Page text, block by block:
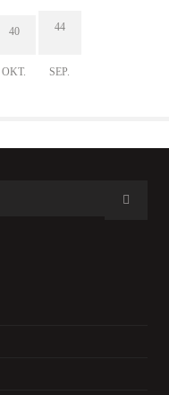
40
OKT.
44
SEP.